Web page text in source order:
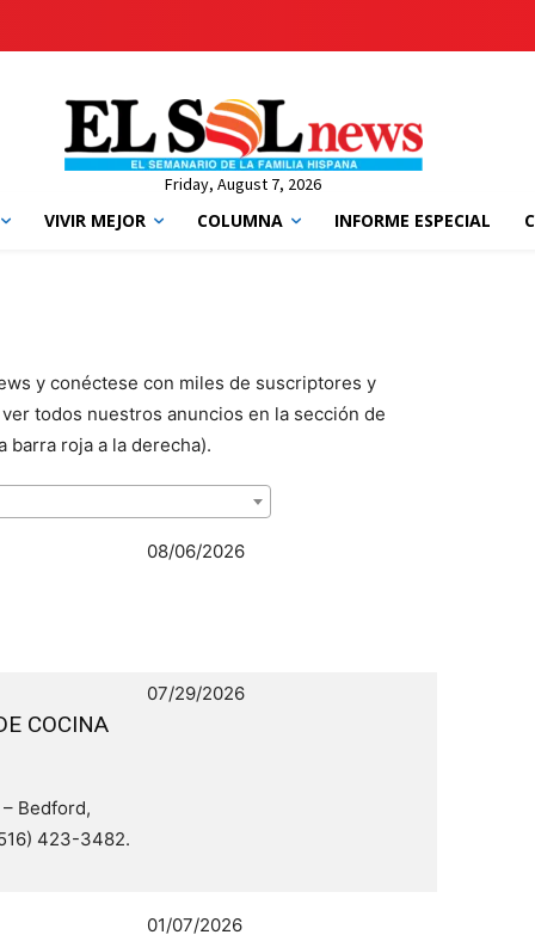
Friday, August 7, 2026
VIVIR MEJOR COLUMNA INFORME ESPECIAL
y conéctese con miles de suscriptores y
todos nuestros anuncios en la sección de
barra roja a la derecha).
08/06/2026
COCINA
Bedford,
423-3482.
07/29/2026
01/07/2026